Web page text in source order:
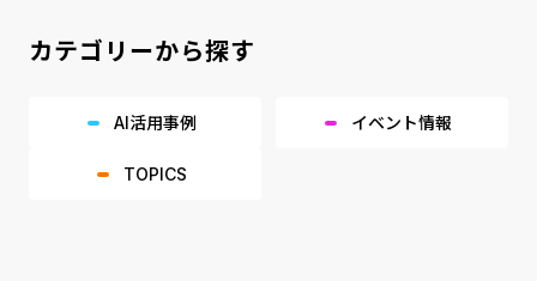
カテゴリーから探す
AI活用事例 イベント情報
TOPICS